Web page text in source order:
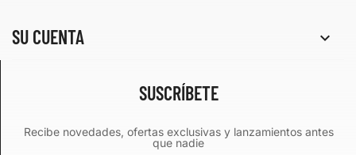
SU CUENTA 
SUSCRÍBETE
Recibe novedades, ofertas exclusivas y lanzamientos antes
que nadie